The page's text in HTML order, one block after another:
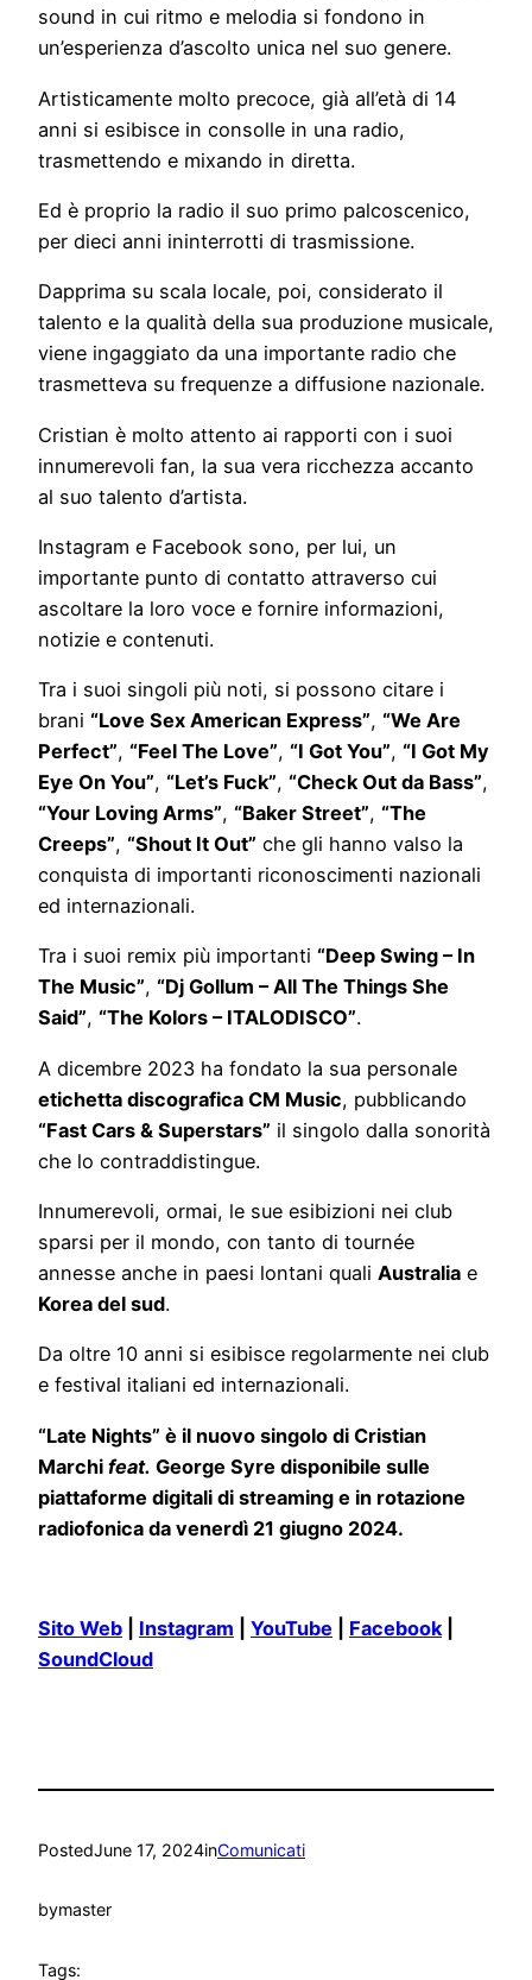
sound in cui ritmo e melodia si fondono in
un’esperienza d’ascolto unica nel suo genere.
Artisticamente molto precoce, già all’età di 14
anni si esibisce in consolle in una radio,
trasmettendo e mixando in diretta.
Ed è proprio la radio il suo primo palcoscenico,
per dieci anni ininterrotti di trasmissione.
Dapprima su scala locale, poi, considerato il
talento e la qualità della sua produzione musicale,
viene ingaggiato da una importante radio che
trasmetteva su frequenze a diffusione nazionale.
Cristian è molto attento ai rapporti con i suoi
innumerevoli fan, la sua vera ricchezza accanto
al suo talento d’artista.
Instagram e Facebook sono, per lui, un
importante punto di contatto attraverso cui
ascoltare la loro voce e fornire informazioni,
notizie e contenuti.
Tra i suoi singoli più noti, si possono citare i
brani “Love Sex American Express”, “We Are
Perfect”, “Feel The Love”, “I Got You”, “I Got My
Eye On You”, “Let’s Fuck”, “Check Out da Bass”,
“Your Loving Arms”, “Baker Street”, “The
Creeps”, “Shout It Out” che gli hanno valso la
conquista di importanti riconoscimenti nazionali
ed internazionali.
Tra i suoi remix più importanti “Deep Swing – In
The Music”, “Dj Gollum – All The Things She
Said”, “The Kolors – ITALODISCO”.
A dicembre 2023 ha fondato la sua personale
etichetta discografica CM Music, pubblicando
“Fast Cars & Superstars” il singolo dalla sonorità
che lo contraddistingue.
Innumerevoli, ormai, le sue esibizioni nei club
sparsi per il mondo, con tanto di tournée
annesse anche in paesi lontani quali Australia e
Korea del sud.
Da oltre 10 anni si esibisce regolarmente nei club
e festival italiani ed internazionali.
“Late Nights” è il nuovo singolo di Cristian
Marchi feat. George Syre disponibile sulle
piattaforme digitali di streaming e in rotazione
radiofonica da venerdì 21 giugno 2024.
Sito Web Instagram YouTube Facebook|
SoundCloud
PostedJune 17, 2024inComunicati
bymaster
Tags: